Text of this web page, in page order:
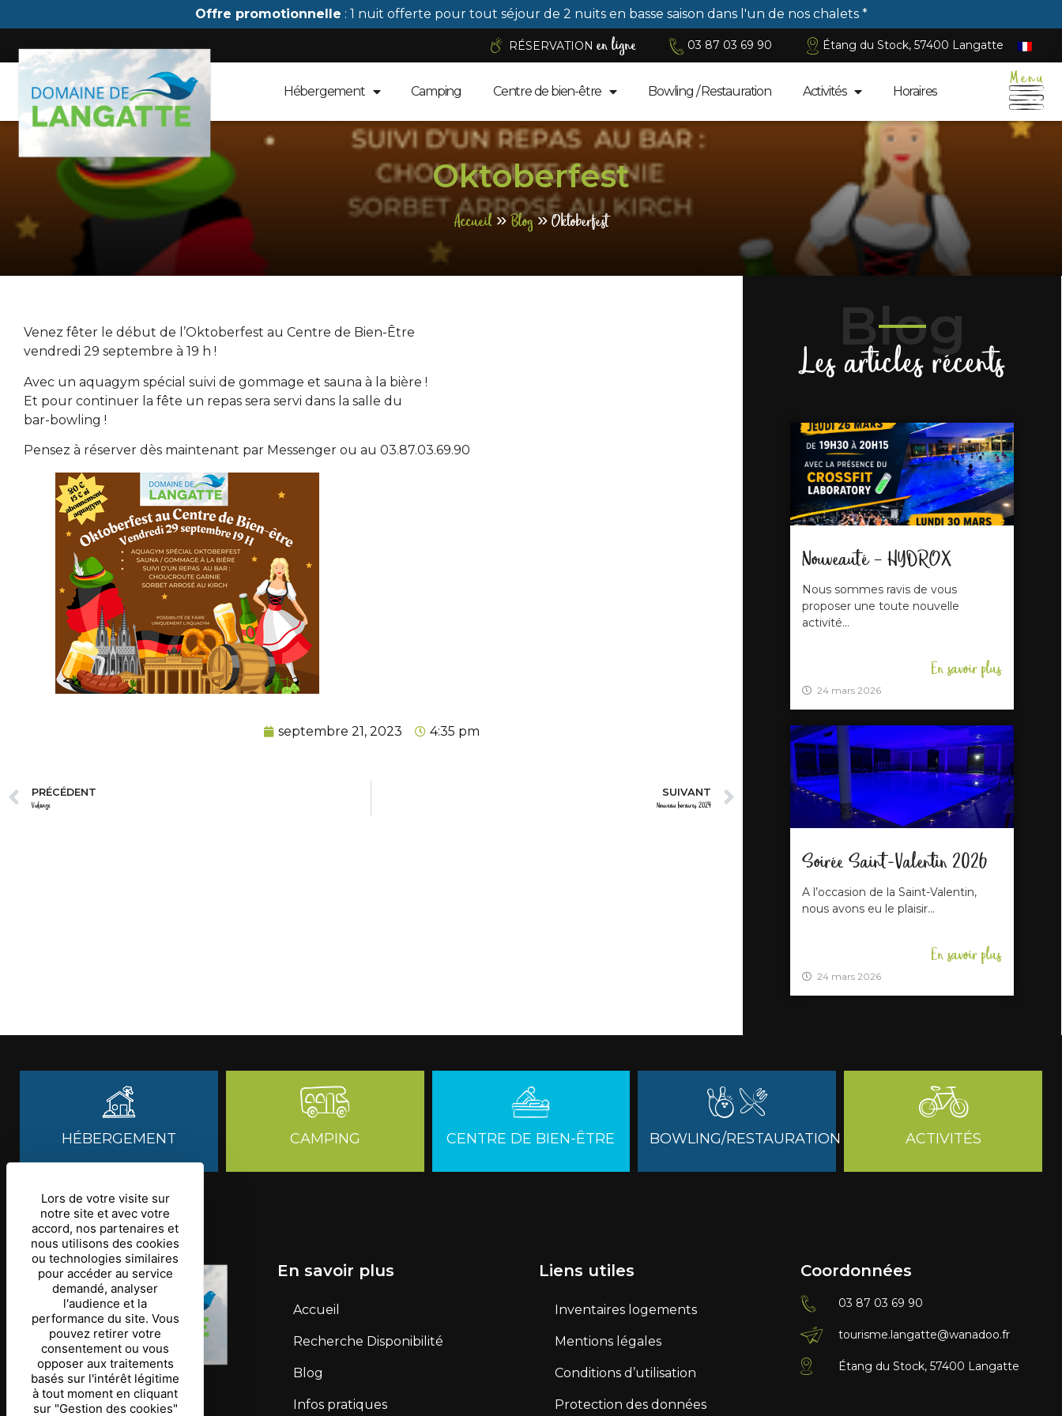
Offre promotionnelle : 1 nuit offerte pour tout séjour de 2 nuits en basse saison dans l'un de nos chalets *
RÉSERVATION en ligne 03 87 03 69 90 Étang du Stock, 57400 Langatte
Hébergement Camping Centre de bien-être Bowling / Restauration Activités Horaires
Oktoberfest
Accueil»Blog»Oktoberfest
Venez fêter le début de l’Oktoberfest au Centre de Bien-Être
vendredi 29 septembre à 19 h !
Avec un aquagym spécial suivi de gommage et sauna à la bière !
Et pour continuer la fête un repas sera servi dans la salle du
bar-bowling !
Pensez à réserver dès maintenant par Messenger ou au 03.87.03.69.90
septembre 21, 2023 4:35 pm
PRÉCÉDENT
Vidange
SUIVANT
Nouveau horaires 2024
Blog
Les articles récents
Nouveauté – HYDROX
Nous sommes ravis de vous
proposer une toute nouvelle
activité...
En savoir plus
24 mars 2026
Soirée Saint-Valentin 2026
A l’occasion de la Saint-Valentin,
nous avons eu le plaisir...
En savoir plus
24 mars 2026
HÉBERGEMENT CAMPING CENTRE DE BIEN-ÊTRE BOWLING/RESTAURATION ACTIVITÉS
En savoir plus
Accueil
Recherche Disponibilité
Blog
Infos pratiques
Liens utiles
Inventaires logements
Mentions légales
Conditions d’utilisation
Protection des données
Coordonnées
03 87 03 69 90
tourisme.langatte@wanadoo.fr
Étang du Stock, 57400 Langatte
Lors de votre visite sur
notre site et avec votre
accord, nos partenaires et
nous utilisons des cookies
ou technologies similaires
pour accéder au service
demandé, analyser
l'audience et la
performance du site. Vous
pouvez retirer votre
consentement ou vous
opposer aux traitements
basés sur l'intérêt légitime
à tout moment en cliquant
sur "Gestion des cookies"